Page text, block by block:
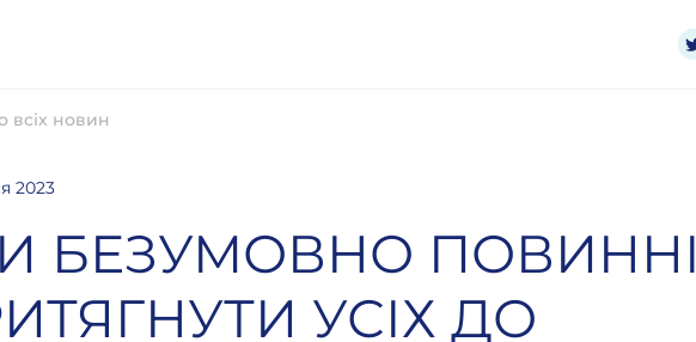
всіх новин
2023
БЕЗУМОВНО ПОВИННІ
УСІХ ДО